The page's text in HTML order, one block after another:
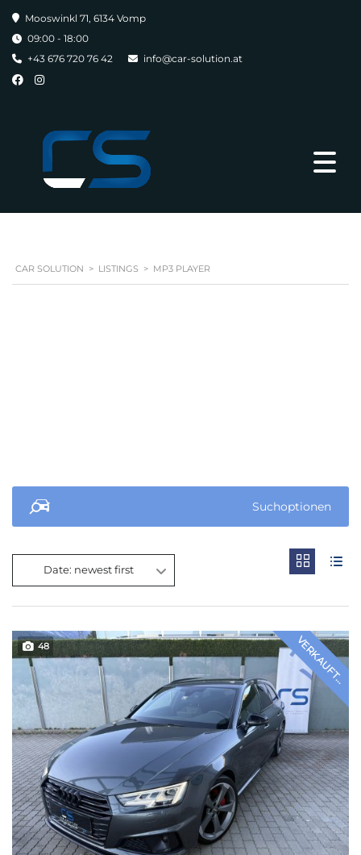
Mooswinkl 71, 6134 Vomp
09:00 - 18:00
+43 676 720 76 42
info@car-solution.at
CAR SOLUTION > LISTINGS > MP3 PLAYER
Suchoptionen
Date: newest first
VERKAUFT...
48